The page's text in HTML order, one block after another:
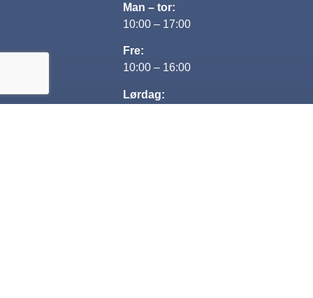
Man – tor:
10:00 – 17:00
Fre:
10:00 – 16:00
Lørdag: